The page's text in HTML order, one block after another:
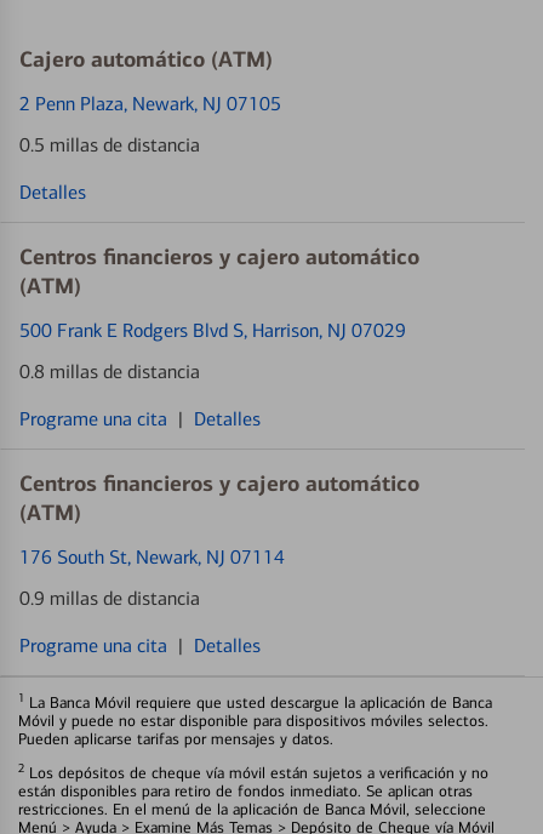
Cajero automático (ATM)
2 Penn Plaza, Newark, NJ 07105
0.5 millas de distancia
Detalles
Centros financieros y cajero automático
(ATM)
500 Frank E Rodgers Blvd S, Harrison, NJ 07029
0.8 millas de distancia
Programe una cita | Detalles
Centros financieros y cajero automático
(ATM)
176 South St, Newark, NJ 07114
0.9 millas de distancia
Programe una cita | Detalles
1 La Banca Móvil requiere que usted descargue la aplicación de Banca
Móvil y puede no estar disponible para dispositivos móviles selectos.
Pueden aplicarse tarifas por mensajes y datos.
2 Los depósitos de cheque vía móvil están sujetos a verificación y no
están disponibles para retiro de fondos inmediato. Se aplican otras
restricciones. En el menú de la aplicación de Banca Móvil, seleccione
Menú > Ayuda > Examine Más Temas > Depósito de Cheque vía Móvil